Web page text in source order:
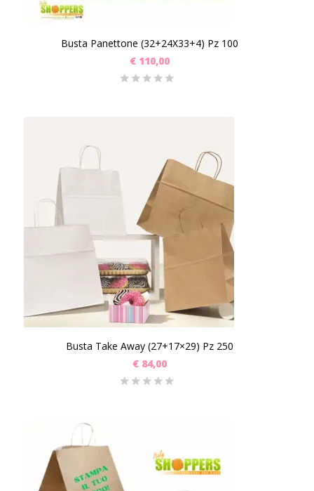
Busta Panettone (32+24X33+4) Pz 100
€ 110,00
Busta Take Away (27+17×29) Pz 250
€ 84,00